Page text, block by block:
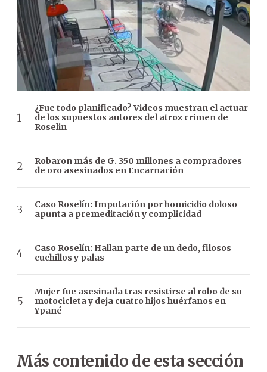
¿Fue todo planificado? Videos muestran el actuar
de los supuestos autores del atroz crimen de
Roselin
Robaron más de G. 350 millones a compradores
de oro asesinados en Encarnación
Caso Roselín: Imputación por homicidio doloso
apunta a premeditación y complicidad
Caso Roselín: Hallan parte de un dedo, filosos
cuchillos y palas
Mujer fue asesinada tras resistirse al robo de su
motocicleta y deja cuatro hijos huérfanos en
Ypané
Más contenido de esta sección